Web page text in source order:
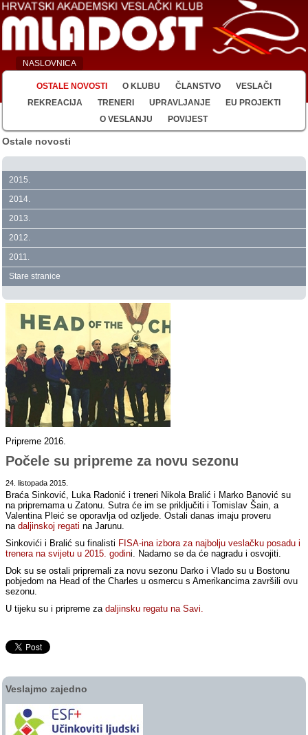
NASLOVNICA
OSTALE NOVOSTI O KLUBU ČLANSTVO
VESLAČI
REKREACIJA
TRENERI UPRAVLJANJE
EU PROJEKTI
O VESLANJU
POVIJEST
Ostale novosti
2015.
2014.
2013.
2012.
2011.
Stare stranice
Pripreme 2016.
Počele su pripreme za novu sezonu
24. listopada 2015.
Braća Sinković, Luka Radonić i treneri Nikola Bralić i Marko Banović su
na pripremama u Zatonu. Sutra će im se priključiti i Tomislav Šain, a
Valentina Pleić se oporavlja od ozljede. Ostali danas imaju proveru
nadaljinskoj regati na Jarunu.
Sinkovići i Bralić su finalisti FISA-ina izbora za najbolju veslačku posadu i
trenera na svijetu u 2015. godini. Nadamo se da će nagradu i osvojiti.
Dok su se ostali pripremali za novu sezonu Darko i Vlado su u Bostonu
pobjedom na Head of the Charles u osmercu s Amerikancima završili ovu
sezonu.
U tijeku su i pripreme zadaljinsku regatu na Savi.
Veslajmo zajedno